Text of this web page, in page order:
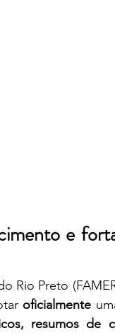
e
Rio Preto
oficialmente
resumos de